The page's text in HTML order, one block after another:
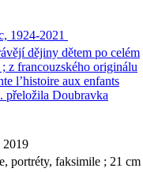
1924-2021
dějiny dětem po celém
z francouzského originálu
l’histoire aux enfants
přeložila Doubravka
2019
portréty, faksimile ; 21 cm